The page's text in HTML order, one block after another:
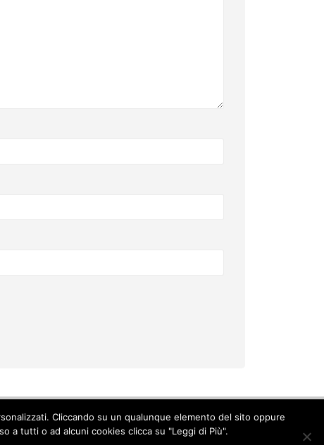
Cookie Policy-Privacy Policy
Cliccando su un qualunque elemento del sito oppure
a tutti o ad alcuni cookies clicca su "Leggi di Più".